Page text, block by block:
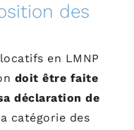
des
en LMNP
doit être faite
déclaration de
catégorie des